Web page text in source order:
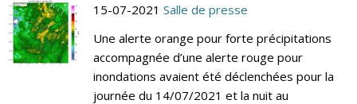
15-07-2021 Salle de presse
Une alerte orange pour forte précipitations
accompagnée d’une alerte rouge pour
inondations avaient été déclenchées pour la
journée du 14/07/2021 et la nuit au